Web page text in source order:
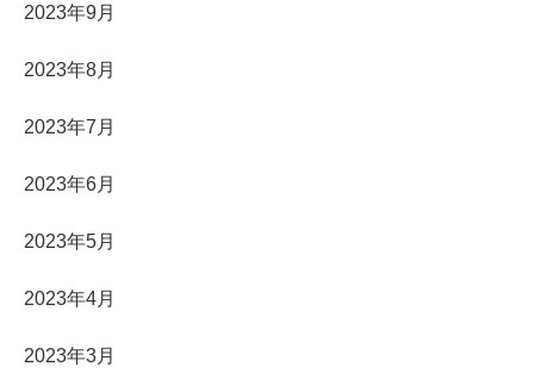
2023年9月
2023年8月
2023年7月
2023年6月
2023年5月
2023年4月
2023年3月